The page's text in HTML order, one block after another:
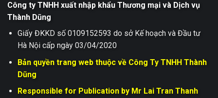
Công ty TNHH xuất nhập khẩu Thương mại và Dịch vụ
Thành Dũng
Giấy ĐKKD số 0109152593 do sở Kế hoạch và Đầu tư
Hà Nội cấp ngày 03/04/2020
Bản quyền trang web thuộc về Công Ty TNHH Thành
Dũng
Responsible for Publication by Mr Lai Tran Thanh